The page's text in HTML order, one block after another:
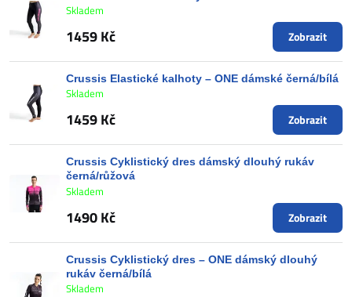
Skladem
1459 Kč Zobrazit
Crussis Elastické kalhoty – ONE dámské černá/bílá
Skladem
1459 Kč Zobrazit
Crussis Cyklistický dres dámský dlouhý rukáv
černá/růžová
Skladem
1490 Kč Zobrazit
Crussis Cyklistický dres – ONE dámský dlouhý
rukáv černá/bílá
Skladem